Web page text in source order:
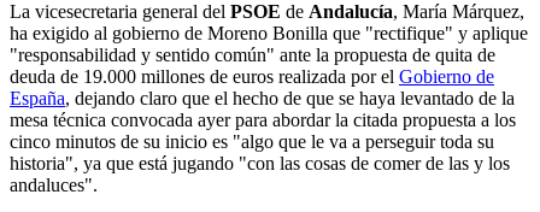
La vicesecretaria general del PSOE de Andalucía, María Márquez,
ha exigido al gobierno de Moreno Bonilla que "rectifique" y aplique
"responsabilidad y sentido común" ante la propuesta de quita de
deuda de 19.000 millones de euros realizada por el Gobierno de
España, dejando claro que el hecho de que se haya levantado de la
mesa técnica convocada ayer para abordar la citada propuesta a los
cinco minutos de su inicio es "algo que le va a perseguir toda su
historia", ya que está jugando "con las cosas de comer de las y los
andaluces".